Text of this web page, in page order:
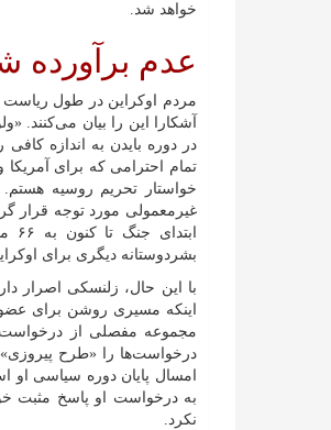
خواهد شد.
عدم برآورده
مردم اوکراین در طول ریاست
آشکارا این را بیان می‌کنند.
در دوره بایدن به اندازه
تمام احترامی که برای
خواستار تحریم روسیه
غیرمعمولی مورد توجه قرار
بشردوستانه دیگری برای اوکراین در نظر
با این حال، زلنسکی اصرار
اینکه مسیری روشن برای
مجموعه مفصلی از
درخواست‌ها را «طرح پیروزی»
امسال پایان دوره سیاسی او
به درخواست او پاسخ مثبت
نکرد.